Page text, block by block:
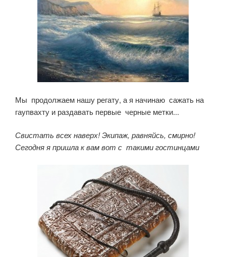
Мы продолжаем нашу регату, а я начинаю сажать на
гаупвахту и раздавать первые черные метки...
Свистать всех наверх! Экипаж, равняйсь, смирно!
Сегодня я пришла к вам вот с такими гостинцами